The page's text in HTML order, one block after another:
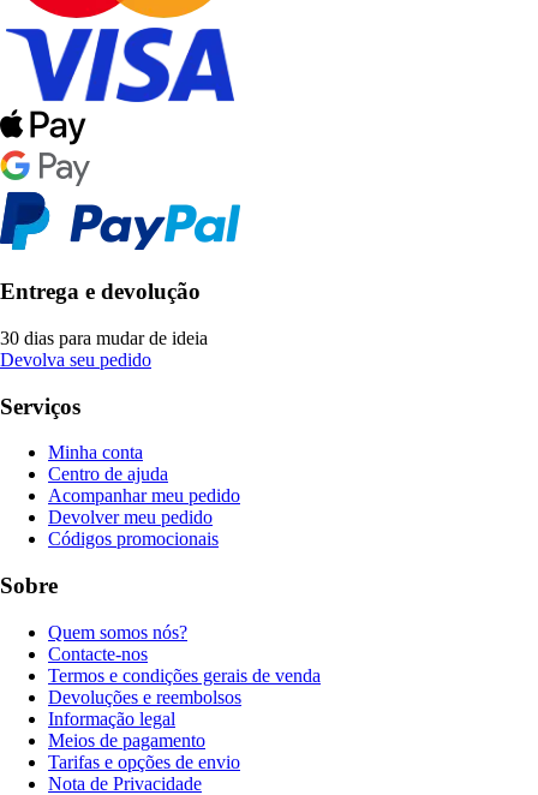
Entrega e devolução
30 dias para mudar de ideia
Devolva seu pedido
Serviços
Minha conta
Centro de ajuda
Acompanhar meu pedido
Devolver meu pedido
Códigos promocionais
Sobre
Quem somos nós?
Contacte-nos
Termos e condições gerais de venda
Devoluções e reembolsos
Informação legal
Meios de pagamento
Tarifas e opções de envio
Nota de Privacidade